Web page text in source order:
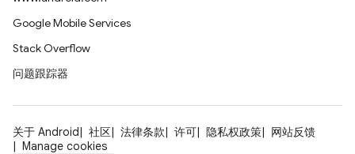
Google Mobile Services
Stack Overflow
问题跟踪器
关于 Android 社区 法律条款 许可 隐私权政策
网站反馈
Manage cookies